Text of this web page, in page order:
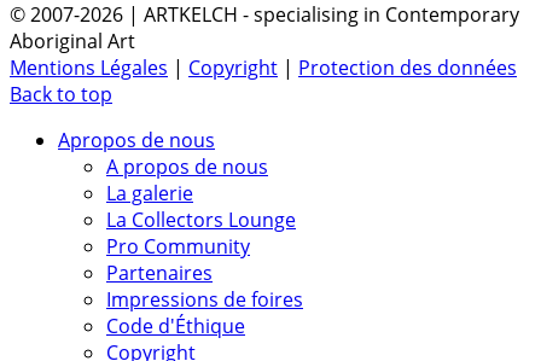
© 2007-2026 | ARTKELCH - specialising in Contemporary
Aboriginal Art
Mentions Légales | Copyright | Protection des données
Back to top
Apropos de nous
A propos de nous
La galerie
La Collectors Lounge
Pro Community
Partenaires
Impressions de foires
Code d'Éthique
Copyright